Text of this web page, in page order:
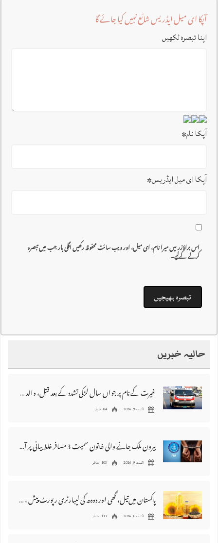
آپکا ای میل ایڈریس شائع نہیں کیا جائے گا
اپنا تبصرہ لکھیں
آپکا نام*
آپکا ای میل ایڈریس*
اس براؤزر میں میرا نام، ای میل، اور ویب سائٹ محفوظ رکھیں اگلی بار جب میں تبصرہ
کرنے کےلیے۔
حالیہ خبریں
غیرت کے نام پر جواں سال لڑکی تشدد کے بعد قتل، والد اور دو بھائی گرفتار
اگست 9, 2026 84 مناظر
بیرون ملک جانے والی خاتون سمیت 3 مسافر غلط بیانی پر آف لوڈ کر دئیے گئے
اگست 9, 2026 103 مناظر
پاکستان میں‌تیل، گھی اور دودھ کی لیبارٹری رپورٹ پیش ، 176 نمونے غیر معیاری قرار
اگست 8, 2026 133 مناظر